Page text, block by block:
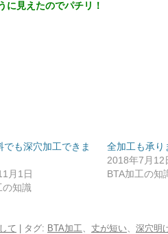
に見えたのでパチリ！
でも深穴加工できま
月1日
の知識
全加工も承り
2018年7月12
BTA加工の知
て | タグ: BTA加工、 丈が短い、 深穴明